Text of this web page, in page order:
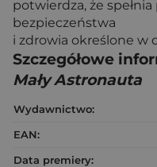
potwierdza, że
bezpieczeństwa
i zdrowia określone w
Szczegółowe
Mały Astronauta
Wydawnictwo:
EAN:
Data premiery: